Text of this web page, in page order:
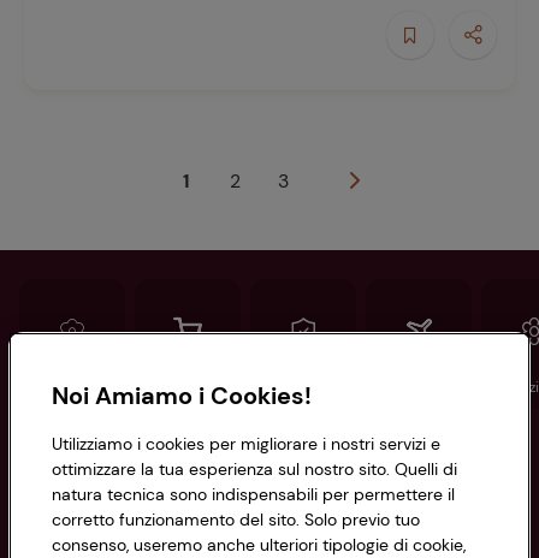
1 2 3
Conad Spesa online Assicurazioni
Informazioni
Privacy Policy
Noi Amiamo i Cookies!
Utilizziamo i cookies per migliorare i nostri servizi e
ottimizzare la tua esperienza sul nostro sito. Quelli di
natura tecnica sono indispensabili per permettere il
corretto funzionamento del sito. Solo previo tuo
consenso, useremo anche ulteriori tipologie di cookie,